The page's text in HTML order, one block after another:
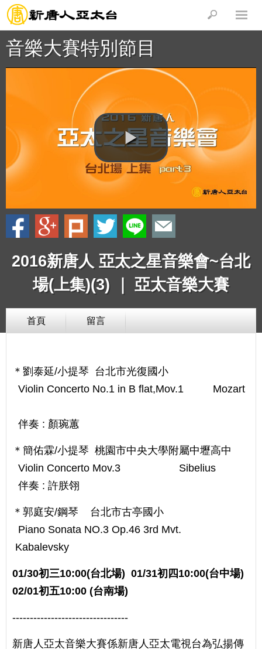
音樂大賽特別節目
2016新唐人 亞太之星音樂會~台北
場(上集)(3) ｜ 亞太音樂大賽
首頁 留言
＊劉泰延/小提琴 台北市光復國小
Violin Concerto No.1 in B flat,Mov.1 Mozart
伴奏 : 顏琬蕙
＊簡佑霖/小提琴 桃園市中央大學附屬中壢高中
Violin Concerto Mov.3 Sibelius
伴奏 : 許朕翎
＊郭庭安/鋼琴 台北市古亭國小
Piano Sonata NO.3 Op.46 3rd Mvt.
Kabalevsky
01/30初三10:00(台北場) 01/31初四10:00(台中場)
02/01初五10:00 (台南場)
---------------------------------
新唐人亞太音樂大賽係新唐人亞太電視台為弘揚傳